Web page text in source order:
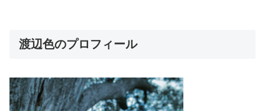
渡辺色のプロフィール